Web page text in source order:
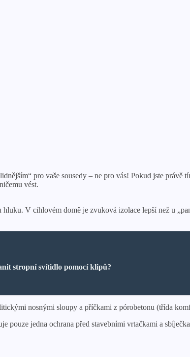
pro vaše sousedy – ne pro vás! Pokud jste právě
vést.
V cihlovém domě je zvuková izolace lepší než u
stropní svítidlo pomocí klipů?
nosnými sloupy a příčkami z pórobetonu (třída
jedna ochrana před stavebními vrtačkami a